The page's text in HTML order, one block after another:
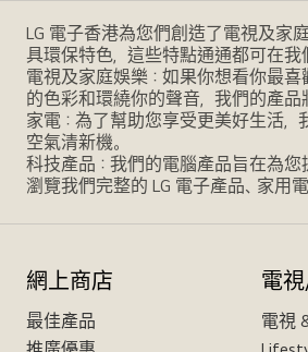
LG 電子香港為您們創造了電視及家
具環保特色，這些特點通通都可在我
電視及家庭娛樂：如果你想看你最
的色彩和環繞你的聲音，我們的產
家電：為了幫助您享受更美好生活
空氣清新機。
科技產品：我們的電腦產品旨在為
瀏覽我們完整的 LG 電子產品、家用
網上商店
最佳產品
電
電視